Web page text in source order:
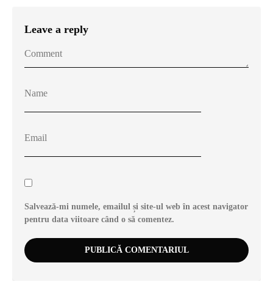
Leave a reply
Salvează-mi numele, emailul și site-ul web în acest navigator
pentru data viitoare când o să comentez.